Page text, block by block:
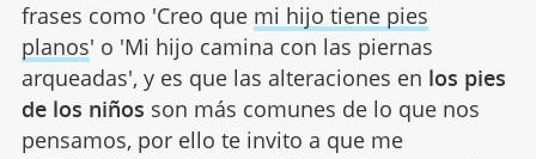
frases como 'Creo que mi hijo tiene pies
planos' o 'Mi hijo camina con las piernas
arqueadas', y es que las alteraciones en los pies
de los niños son más comunes de lo que nos
pensamos, por ello te invito a que me